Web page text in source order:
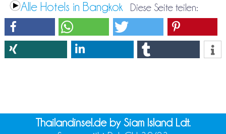
Alle Hotels in Bangkok Diese Seite teilen:
Thailandinsel.de by Siam Island Ldt.